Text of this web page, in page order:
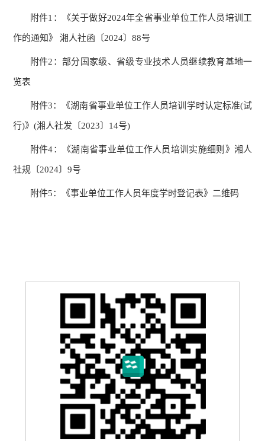
附件1 ：《关于做好2024年全省事业单位工作人员培训工
作的通知》 湘人社函〔2024〕 88号
附件2 ：部分国家级、省级专业技术人员继续教育基地一
览表
附件3：《湖南省事业单位工作人员培训学时认定标准(试
行)》 (湘人社发〔2023〕 14号)
附件4：《湖南省事业单位工作人员培训实施细则》湘人
社规〔2024〕 9号
附件5：《事业单位工作人员年度学时登记表》 二维码